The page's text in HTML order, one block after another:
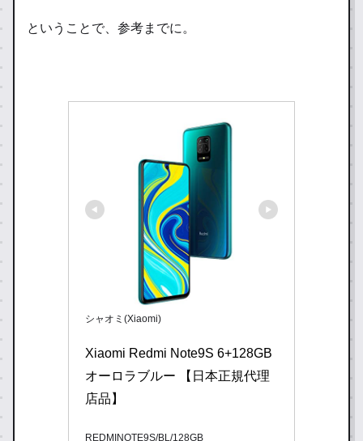
ということで、参考までに。
シャオミ(Xiaomi)
Xiaomi Redmi Note9S 6+128GB
オーロラブルー 【日本正規代理
店品】
REDMINOTE9S/BL/128GB